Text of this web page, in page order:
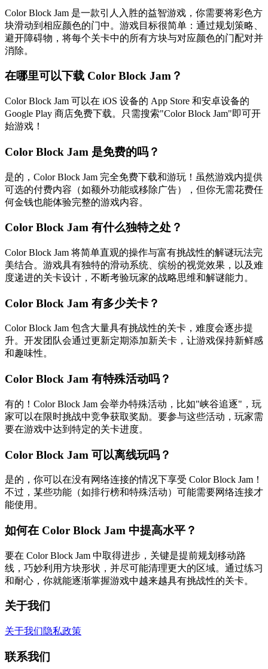
Color Block Jam 是一款引人入胜的益智游戏，你需要将彩色方
块滑动到相应颜色的门中。游戏目标很简单：通过规划策略、
避开障碍物，将每个关卡中的所有方块与对应颜色的门配对并
消除。
在哪里可以下载 Color Block Jam？
Color Block Jam 可以在 iOS 设备的 App Store 和安卓设备的
Google Play 商店免费下载。只需搜索"Color Block Jam"即可开
始游戏！
Color Block Jam 是免费的吗？
是的，Color Block Jam 完全免费下载和游玩！虽然游戏内提供
可选的付费内容（如额外功能或移除广告），但你无需花费任
何金钱也能体验完整的游戏内容。
Color Block Jam 有什么独特之处？
Color Block Jam 将简单直观的操作与富有挑战性的解谜玩法完
美结合。游戏具有独特的滑动系统、缤纷的视觉效果，以及难
度递进的关卡设计，不断考验玩家的战略思维和解谜能力。
Color Block Jam 有多少关卡？
Color Block Jam 包含大量具有挑战性的关卡，难度会逐步提
升。开发团队会通过更新定期添加新关卡，让游戏保持新鲜感
和趣味性。
Color Block Jam 有特殊活动吗？
有的！Color Block Jam 会举办特殊活动，比如"峡谷追逐"，玩
家可以在限时挑战中竞争获取奖励。要参与这些活动，玩家需
要在游戏中达到特定的关卡进度。
Color Block Jam 可以离线玩吗？
是的，你可以在没有网络连接的情况下享受 Color Block Jam！
不过，某些功能（如排行榜和特殊活动）可能需要网络连接才
能使用。
如何在 Color Block Jam 中提高水平？
要在 Color Block Jam 中取得进步，关键是提前规划移动路
线，巧妙利用方块形状，并尽可能清理更大的区域。通过练习
和耐心，你就能逐渐掌握游戏中越来越具有挑战性的关卡。
关于我们
关于我们隐私政策
联系我们